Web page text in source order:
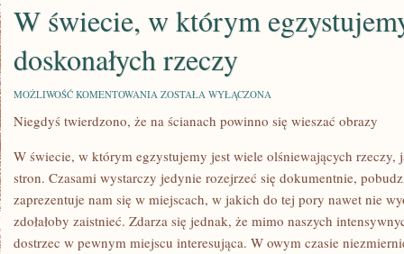
W świecie, w którym
doskonałych rzeczy
MOŻLIWOŚĆ KOMENTOWANIA W
W
JEST
DUŻO
DOSKONAŁYCH
RZECZY
ZOSTAŁA WYŁĄCZONA
Niegdyś twierdzono, że na ścianach powinno się wieszać obrazy
W świecie, w którym egzystujemy jest wiele olśniewających rzeczy,
stron. Czasami wystarczy jedynie rozejrzeć się dokumentnie,
zaprezentuje nam się w miejscach, w jakich do tej pory nawet nie
zdołałoby zaistnieć. Zdarza się jednak, że mimo naszych
dostrzec w pewnym miejscu interesująca. W owym czasie